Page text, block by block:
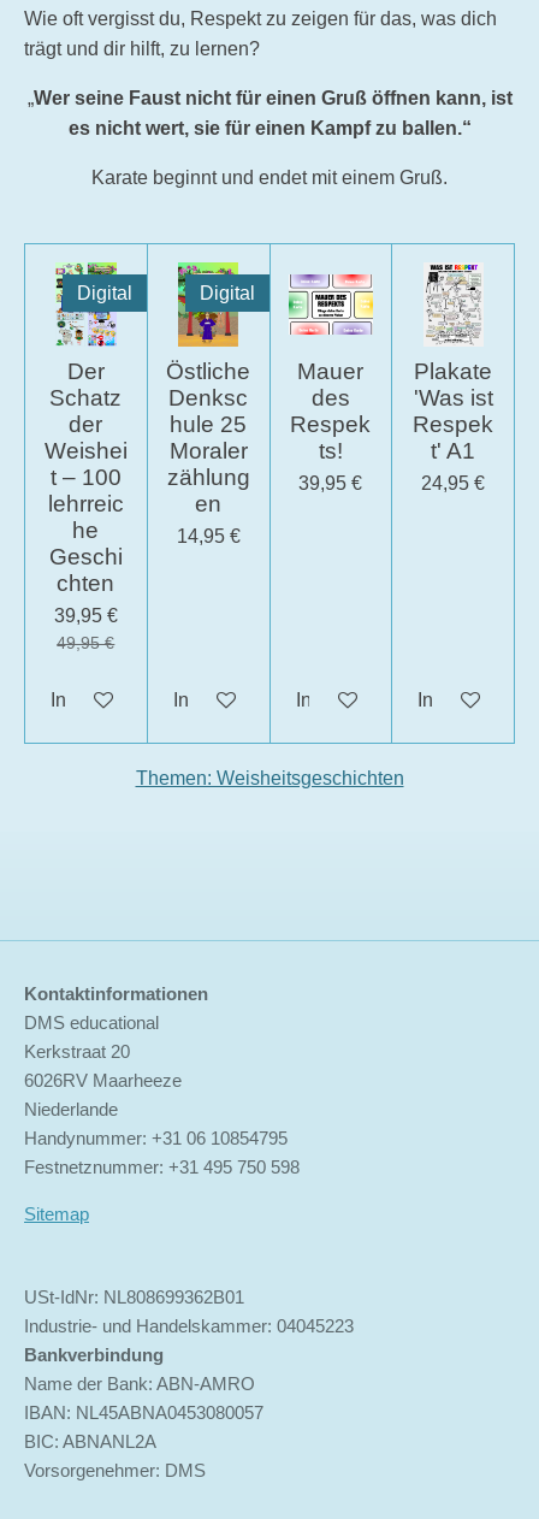
Wie oft vergisst du, Respekt zu zeigen für das, was dich
trägt und dir hilft, zu lernen?
„Wer seine Faust nicht für einen Gruß öffnen kann, ist
es nicht wert, sie für einen Kampf zu ballen.“
Karate beginnt und endet mit einem Gruß.
Digital
Der
Schatz
der
Weishei
t – 100
lehrreic
he
Geschi
chten
39,95 €
49,95 €
In den Warenkorb
Digital
Östliche
Denksc
hule 25
Moraler
zählung
en
14,95 €
In den Warenkorb
Mauer
des
Respek
ts!
39,95 €
In den Warenkorb
Plakate
'Was ist
Respek
t' A1
24,95 €
In den
Themen: Weisheitsgeschichten
Kontaktinformationen
DMS educational
Kerkstraat 20
6026RV Maarheeze
Niederlande
Handynummer: +31 06 10854795
Festnetznummer: +31 495 750 598
Sitemap
USt-IdNr: NL808699362B01
Industrie- und Handelskammer: 04045223
Bankverbindung
Name der Bank: ABN-AMRO
IBAN: NL45ABNA0453080057
BIC: ABNANL2A
Vorsorgenehmer: DMS